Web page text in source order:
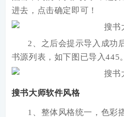
进去，点击确定即可！
2、之后会提示导入成功
书源列表，如下图已导入445。
搜书大师软件风格
1、整体风格统一，色彩